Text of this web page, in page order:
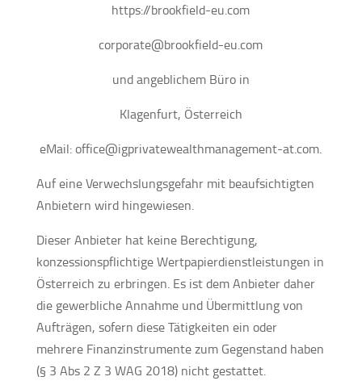
https://brookfield-eu.com
corporate@brookfield-eu.com
und angeblichem Büro in
Klagenfurt, Österreich
eMail: office@igprivatewealthmanagement-at.com.
Auf eine Verwechslungsgefahr mit beaufsichtigten
Anbietern wird hingewiesen.
Dieser Anbieter hat keine Berechtigung,
konzessionspflichtige Wertpapierdienstleistungen in
Österreich zu erbringen. Es ist dem Anbieter daher
die gewerbliche Annahme und Übermittlung von
Aufträgen, sofern diese Tätigkeiten ein oder
mehrere Finanzinstrumente zum Gegenstand haben
(§ 3 Abs 2 Z 3 WAG 2018) nicht gestattet.